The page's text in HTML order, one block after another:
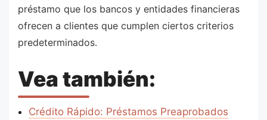
préstamo que los bancos y entidades financieras
ofrecen a clientes que cumplen ciertos criterios
predeterminados.
Vea también:
Crédito Rápido: Préstamos Preaprobados